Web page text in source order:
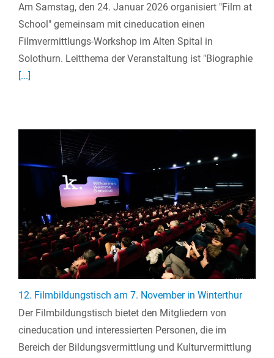
Am Samstag, den 24. Januar 2026 organisiert "Film at
School" gemeinsam mit cineducation einen
Filmvermittlungs-Workshop im Alten Spital in
Solothurn. Leitthema der Veranstaltung ist "Biographie
[...]
12. Filmbildungstisch am 7. November in Winterthur
Der Filmbildungstisch bietet den Mitgliedern von
cineducation und interessierten Personen, die im
Bereich der Bildungsvermittlung und Kulturvermittlung